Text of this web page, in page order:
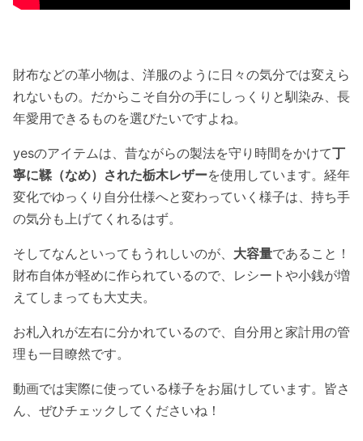
財布などの革小物は、洋服のように日々の気分では変えら
れないもの。だからこそ自分の手にしっくりと馴染み、長
年愛用できるものを選びたいですよね。
yesのアイテムは、昔ながらの製法を守り時間をかけて丁
寧に鞣（なめ）された栃木レザーを使用しています。経年
変化でゆっくり自分仕様へと変わっていく様子は、持ち手
の気分も上げてくれるはず。
そしてなんといってもうれしいのが、 大容量であること！
財布自体が軽めに作られているので、レシートや小銭が増
えてしまっても大丈夫。
お札入れが左右に分かれているので、自分用と家計用の管
理も一目瞭然です。
動画では実際に使っている様子をお届けしています。皆さ
ん、ぜひチェックしてくださいね！